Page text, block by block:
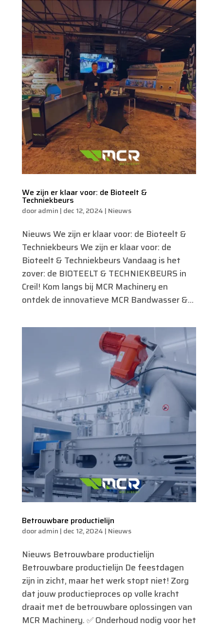
We zijn er klaar voor: de Bioteelt &
Techniekbeurs
dooradmin | dec 12, 2024 | Nieuws
Nieuws We zijn er klaar voor: de Bioteelt &
Techniekbeurs We zijn er klaar voor: de
Bioteelt & Techniekbeurs Vandaag is het
zover: de BIOTEELT & TECHNIEKBEURS in
Creil! Kom langs bij MCR Machinery en
ontdek de innovatieve MCR Bandwasser &...
Betrouwbare productielijn
dooradmin | dec 12, 2024 | Nieuws
Nieuws Betrouwbare productielijn
Betrouwbare productielijn De feestdagen
zijn in zicht, maar het werk stopt niet! Zorg
dat jouw productieproces op volle kracht
draait met de betrouwbare oplossingen van
MCR Machinery. ✅ Onderhoud nodig voor het